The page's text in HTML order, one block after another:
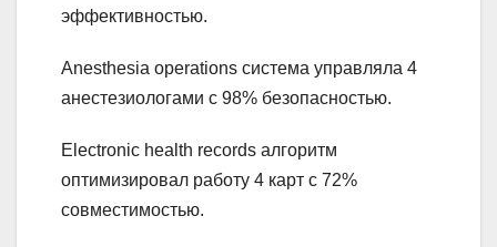
эффективностью.
Anesthesia operations система управляла 4
анестезиологами с 98% безопасностью.
Electronic health records алгоритм
оптимизировал работу 4 карт с 72%
совместимостью.